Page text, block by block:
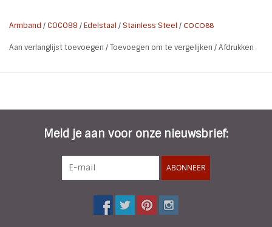
Materiaal: Stainless Steel
Plating: Steel
Maat: 63 mm
Steen Type: Zirconia
Armband /COCO88 /Edelstaal / Stainless Steel / COCO88
Aan verlanglijst toevoegen /Toevoegen om te vergelijken /Afdrukken
Meld je aan voor onze nieuwsbrief:
ABONNEER